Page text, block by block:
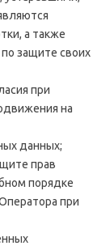
а также
защите своих
при
на
данных;
прав
порядке
при